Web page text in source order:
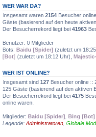
WER WAR DA?
Insgesamt waren 2154 Besucher
Gäste (basierend auf den heute
Der Besucherrekord liegt bei 41963
Benutzer: 0 Mitglieder
Bots: Baidu [Spider] (zuletzt um
[Bot] (zuletzt um 18:12 Uhr),
WER IST ONLINE?
Insgesamt sind 127 Besucher online ::
125 Gäste (basierend auf den aktiven
Der Besucherrekord liegt bei 4175
online waren.
Mitglieder: Baidu [Spider] Bing [Bot]
Legende: Administratoren Globale